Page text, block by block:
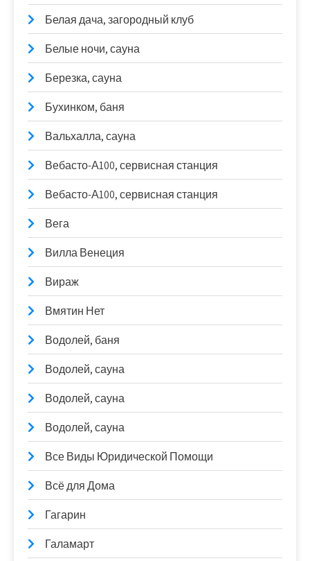
Белая дача, загородный клуб
Белые ночи, сауна
Березка, сауна
Бухинком, баня
Вальхалла, сауна
Вебасто-А100, сервисная станция
Вебасто-А100, сервисная станция
Вега
Вилла Венеция
Вираж
Вмятин Нет
Водолей, баня
Водолей, сауна
Водолей, сауна
Водолей, сауна
Все Виды Юридической Помощи
Всё для Дома
Гагарин
Галамарт